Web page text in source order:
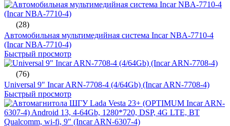
(28)
Автомобильная мультимедийная система Incar NBA-7710-4
(Incar NBA-7710-4)
Быстрый просмотр
(76)
Universal 9" Incar ARN-7708-4 (4/64Gb) (Incar ARN-7708-4)
Быстрый просмотр